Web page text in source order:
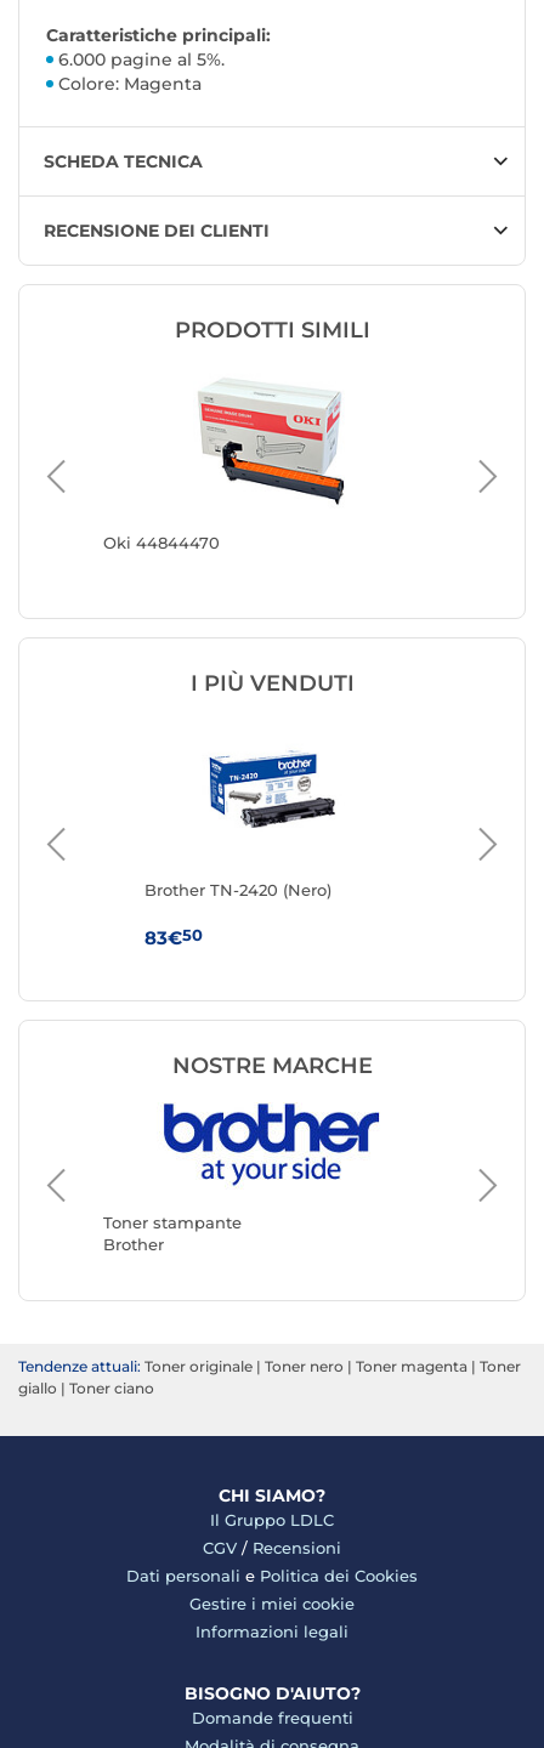
Caratteristiche principali:
6.000 pagine al 5%.
Colore: Magenta
SCHEDA TECNICA
RECENSIONE DEI CLIENTI
PRODOTTI SIMILI
Oki 44844470
I PIÙ VENDUTI
Brother TN-2420 (Nero)
83€50
NOSTRE MARCHE
Toner stampante
Brother
Toner
Canon
Tendenze attuali: Toner originale | Toner nero | Toner magenta | Toner
giallo | Toner ciano
CHI SIAMO?
Il Gruppo LDLC
CGV / Recensioni
Dati personali e Politica dei Cookies
Gestire i miei cookie
Informazioni legali
BISOGNO D'AIUTO?
Domande frequenti